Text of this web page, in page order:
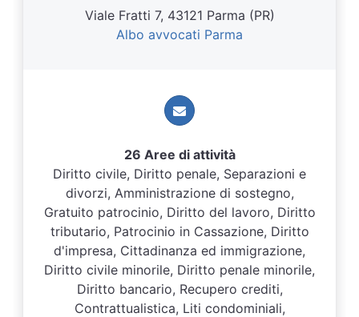
Viale Fratti 7, 43121 Parma (PR)
Albo avvocati Parma
26 Aree di attività
Diritto civile, Diritto penale, Separazioni e
divorzi, Amministrazione di sostegno,
Gratuito patrocinio, Diritto del lavoro, Diritto
tributario, Patrocinio in Cassazione, Diritto
d'impresa, Cittadinanza ed immigrazione,
Diritto civile minorile, Diritto penale minorile,
Diritto bancario, Recupero crediti,
Contrattualistica, Liti condominiali,